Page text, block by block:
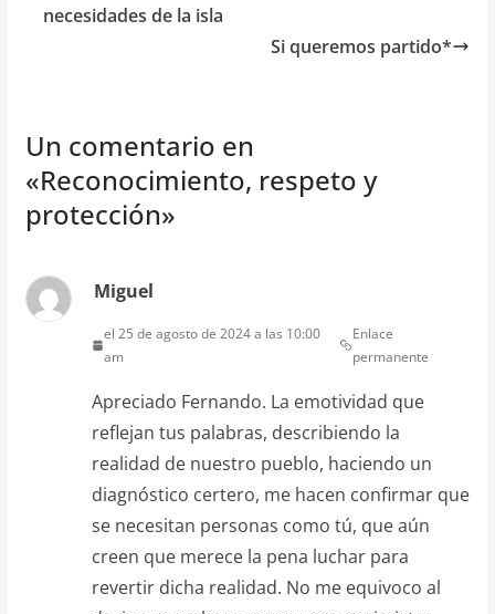
necesidades de la isla
Si queremos partido*
Un comentario en
«Reconocimiento, respeto y
protección»
Miguel
el 25 de agosto de 2024 a las 10:00
am
Enlace
permanente
Apreciado Fernando. La emotividad que
reflejan tus palabras, describiendo la
realidad de nuestro pueblo, haciendo un
diagnóstico certero, me hacen confirmar que
se necesitan personas como tú, que aún
creen que merece la pena luchar para
revertir dicha realidad. No me equivoco al